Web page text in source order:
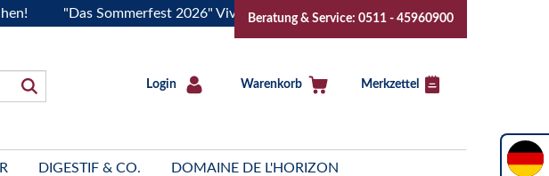
"Das Sommerfest 2026" Vive la Bourgogne..Tickets jetzt buchen!
Beratung & Service: 0511 - 45960900
Login Warenkorb Merkzettel
DIGESTIF & CO. DOMAINE DE L'HORIZON